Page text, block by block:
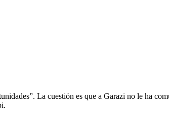
La cuestión es que a Garazi no le ha